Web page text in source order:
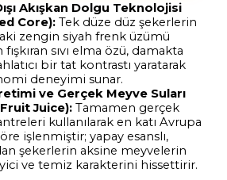
Akışkan Dolgu Teknolojisi
Core): Tek düze düz şekerlerin
zengin siyah frenk üzümü
sıvı elma özü, damakta
bir tat kontrastı yaratarak
deneyimi sunar.
ve Gerçek Meyve Suları
Juice): Tamamen gerçek
kullanılarak en katı Avrupa
işlenmiştir; yapay esanslı,
şekerlerin aksine meyvelerin
ve temiz karakterini hissettirir.